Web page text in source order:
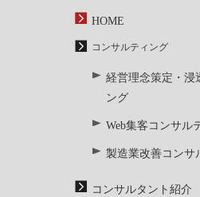
HOME
コンサルティング
経営理念策定・浸
ング
Web集客コンサル
製造業改善コンサ
コンサルタント紹介